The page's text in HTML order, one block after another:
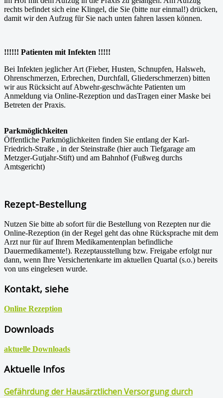
rechts befindet sich eine Klingel, die Sie (bitte nur einmal!) drücken,
damit wir den Aufzug für Sie nach unten fahren lassen können.
!!!!!! Patienten mit Infekten !!!!!
Bei Infekten jeglicher Art (Fieber, Husten, Schnupfen, Halsweh,
Ohrenschmerzen, Erbrechen, Durchfall, Gliederschmerzen) bitten
wir aus Rücksicht auf Abwehr-geschwächte Patienten um
Anmeldung via Online-Rezeption und dasTragen einer Maske bei
Betreten der Praxis.
Parkmöglichkeiten
Öffentliche Parkmöglichkeiten finden Sie entlang der Karl-
Friedrich-Straße , in der Steinstraße (hier auch Tiefgarage am
Metzger-Gutjahr-Stift) und am Bahnhof (Fußweg durchs
Amtsgericht)
Rezept-Bestellung
Nutzen Sie bitte ab sofort für die Bestellung von Rezepten nur die
Online-Rezeption (in der Regel geht das ohne Rücksprache mit dem
Arzt nur für auf Ihrem Medikamentenplan befindliche
Dauermedikamente!). Rezeptausstellung bzw. Freigabe erfolgt nur
dann, wenn Ihre Versichertenkarte im aktuellen Quartal (s.o.) bereits
von uns eingelesen wurde.
Kontakt, siehe
Online Rezeption
Downloads
aktuelle Downloads
Aktuelle Infos
Gefährdung der Hausärztlichen Versorgung durch